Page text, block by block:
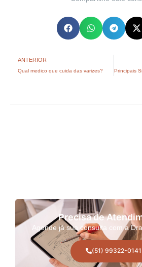
ANTERIOR
Qual medico que cuida das varizes?
Precisa de
Agende já sua consulta com a
(51) 99322-0141